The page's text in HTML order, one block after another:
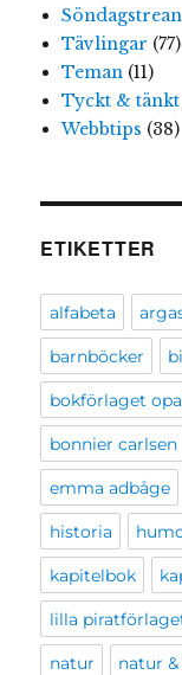
Söndagstrean
Tävlingar (77)
Teman(11)
Tyckt & tänkt
Webbtips (38)
ETIKETTER
alfabeta
barnböcker
bokförlaget
bonnier carlsen
emma adbåge
historia
kapitelbok
lilla
natur natur